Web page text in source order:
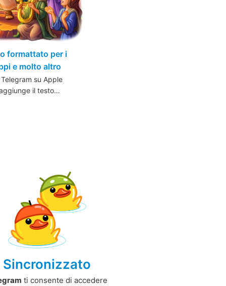
formattato per i
e molto altro
su Apple
il testo…
Sincronizzato
ti consente di accedere